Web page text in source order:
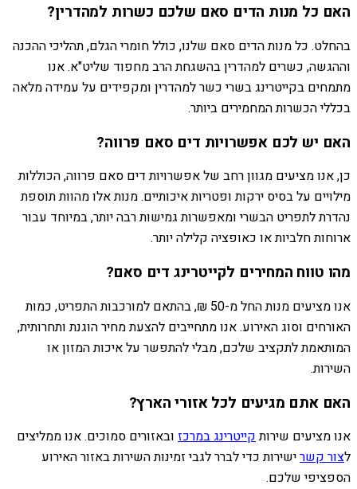
האם כל מנות הדים סאם שלכם כשרות למהדרין?
בהחלט. כל מנות הדים סאם שלנו, כולל חומרי הגלם, תהליכי ההכנה
וההגשה, כשרים למהדרין בהשגחת הרב מחפוד שליט"א. אנו
מתמחים בקייטרינג בשרי כשר למהדרין ומקפידים על עמידה מלאה
בכללי הכשרות המחמירים ביותר.
האם יש לכם אפשרויות דים סאם פרווה?
כן, אנו מציעים מגוון רחב של אפשרויות דים סאם פרווה, הכוללות
מילויים על בסיס ירקות ופטריות איכותיים. מנות אלו מהוות תוספת
נהדרת לתפריט הבשרי ומאפשרות גמישות רבה יותר, במיוחד עבור
ארוחות חלביות או כאופציה קלילה יותר.
מהו טווח המחירים לקייטרינג דים סאם?
אנו מציעים מנות החל מ-50 ₪, בהתאם למורכבות התפריט, כמות
האורחים וסוג האירוע. אנו מתחייבים להצעת מחיר הוגנת ותחרותית,
המותאמת לתקציב שלכם, מבלי להתפשר על איכות המזון או
השירות.
האם אתם מגיעים לכל אזורי הארץ?
אנו מציעים שירותקייטרינג במרכז ובאזורים סמוכים. אנו ממליצים
לצור קשרישירות כדי לברר לגבי זמינות השירות באזור האירוע
הספציפי שלכם.